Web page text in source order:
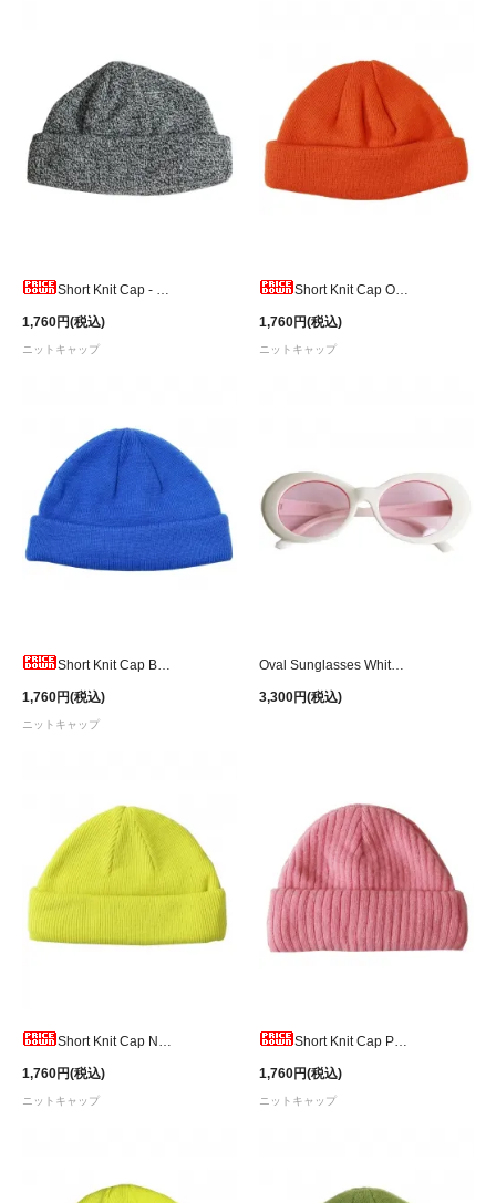
Short Knit Cap - Grey
1,760円(税込)
ニットキャップ
Short Knit Cap Orange
1,760円(税込)
ニットキャップ
Short Knit Cap Blue
1,760円(税込)
ニットキャップ
Oval Sunglasses White/Pink
3,300円(税込)
Short Knit Cap Neon
1,760円(税込)
ニットキャップ
Short Knit Cap Pink
1,760円(税込)
ニットキャップ